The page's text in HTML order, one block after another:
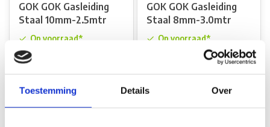
Toestemming Details Over
GOK GOK Gasleiding
Staal 10mm-2.5mtr
Op voorraad*
€35,65
Vergelijk
GOK GOK Gasleiding
Staal 8mm-3.0mtr
Op voorraad*
€35,65